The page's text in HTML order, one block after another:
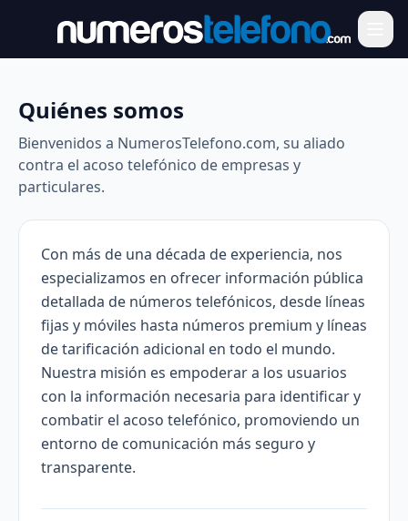
Quiénes somos
Bienvenidos a NumerosTelefono.com, su aliado
contra el acoso telefónico de empresas y
particulares.
Con más de una década de experiencia, nos
especializamos en ofrecer información pública
detallada de números telefónicos, desde líneas
fijas y móviles hasta números premium y líneas
de tarificación adicional en todo el mundo.
Nuestra misión es empoderar a los usuarios
con la información necesaria para identificar y
combatir el acoso telefónico, promoviendo un
entorno de comunicación más seguro y
transparente.